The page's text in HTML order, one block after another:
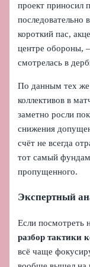
проект приносил
последовательно
короткий пас,
центре обороны,
смотрелась в
По данным тех же
коллективов в
заметно росли
снижения
счёт не всегда
тот самый
пропущенного.
Экспертный
Если посмотреть
разбор тактики
всё чаще